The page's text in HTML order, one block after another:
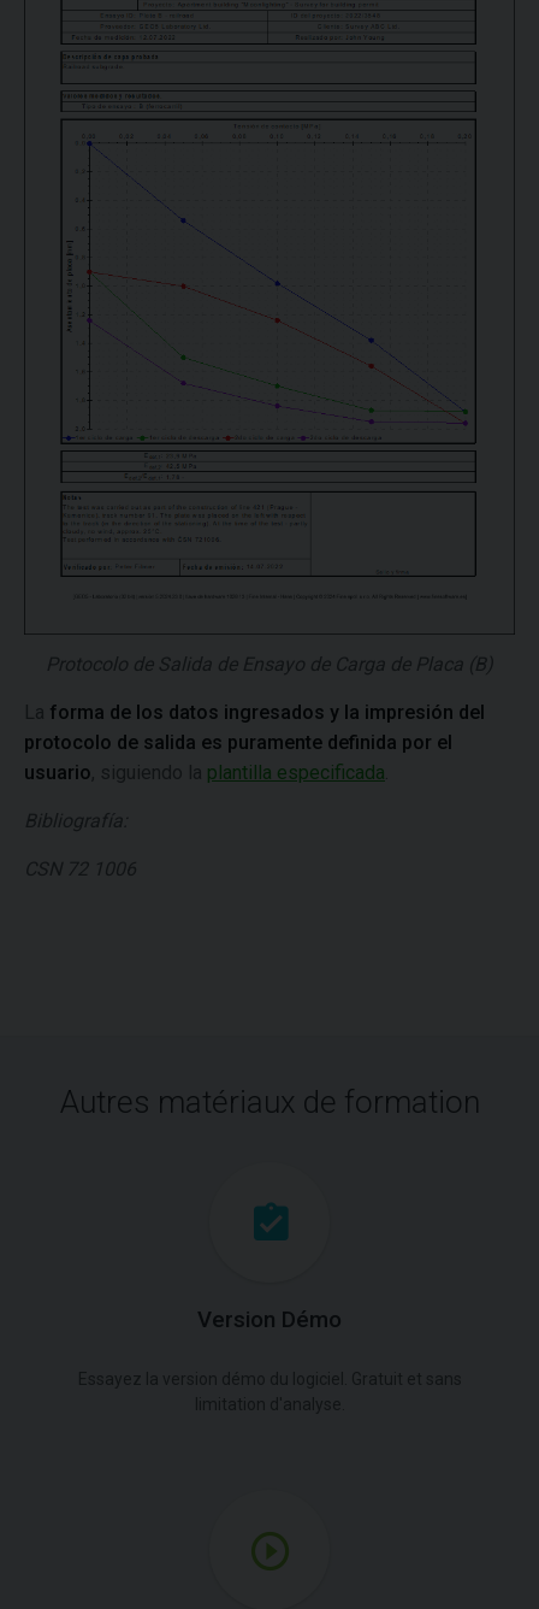
Protocolo de Salida de Ensayo de Carga de Placa (B)
La forma de los datos ingresados y la impresión del
protocolo de salida es puramente definida por el
usuario, siguiendo la plantilla especificada
Bibliografía:
CSN 72 1006
Autres matériaux de formation
Version Démo